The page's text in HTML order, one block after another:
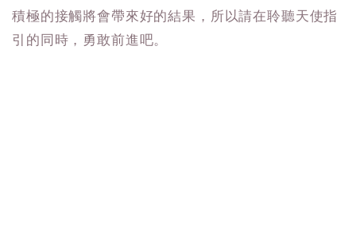
積極的接觸將會帶來好的結果，所以請在聆聽天使指
引的同時，勇敢前進吧。